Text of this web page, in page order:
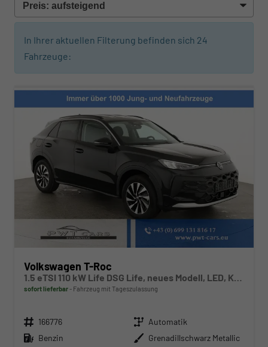
In Ihrer aktuellen Filterung befinden sich 24
Fahrzeuge:
Volkswagen T-Roc
1.5 eTSI 110 kW Life DSG Life, neues Modell, LED, Kamera, Side, Winter, 17-Zoll
sofort lieferbar Fahrzeug mit Tageszulassung
Fahrzeugnr. 166776 Getriebe Automatik
Kraftstoff Benzin Außenfarbe Grenadillschwarz Metallic